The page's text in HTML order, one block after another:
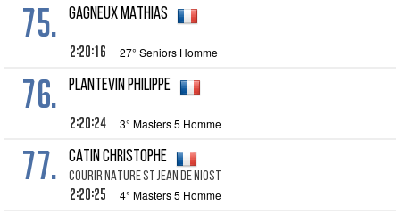
75. GAGNEUX MATHIAS
2:20:16 27° Seniors Homme
76. PLANTEVIN Philippe
2:20:24 3° Masters 5 Homme
77. CATIN Christophe
COURIR NATURE ST JEAN DE NIOST
2:20:25 4° Masters 5 Homme